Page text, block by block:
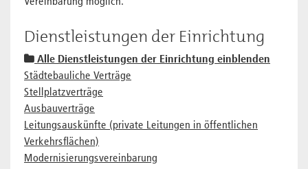
Dienstleistungen der Einrichtung
Alle Dienstleistungen der Einrichtung einblenden
Städtebauliche Verträge
Stellplatzverträge
Ausbauverträge
Leitungsauskünfte (private Leitungen in öffentlichen
Verkehrsflächen)
Modernisierungsvereinbarung